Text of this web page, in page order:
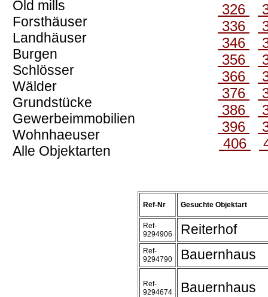
Old mills
Forsthäuser
Landhäuser
Burgen
Schlösser
Wälder
Grundstücke
Gewerbeimmobilien
Wohnhaeuser
Alle Objektarten
326
336
346
356
366
376
386
396
406
Ref-Nr Gesuchte Objektart
Ref-
9294906
Reiterhof
Ref-
9294790
Bauernhaus
Ref-
9294674
Bauernhaus